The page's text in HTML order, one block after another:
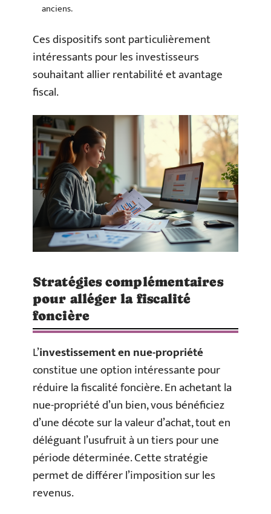
anciens.
Ces dispositifs sont particulièrement
intéressants pour les investisseurs
souhaitant allier rentabilité et avantage
fiscal.
Stratégies complémentaires
pour alléger la fiscalité
foncière
L’investissement en nue-propriété
constitue une option intéressante pour
réduire la fiscalité foncière. En achetant la
nue-propriété d’un bien, vous bénéficiez
d’une décote sur la valeur d’achat, tout en
déléguant l’usufruit à un tiers pour une
période déterminée. Cette stratégie
permet de différer l’imposition sur les
revenus.